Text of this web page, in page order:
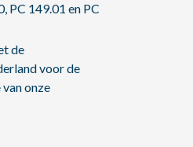
PC 149.01 en PC
de
voor de
onze